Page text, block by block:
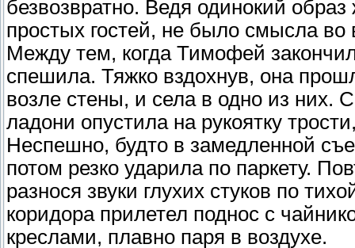
безвозвратно. Ведя одинокий
простых гостей, не было смысла во
Между тем, когда Тимофей
спешила. Тяжко вздохнув, она
возле стены, и села в одно из них.
ладони опустила на рукоятку
Неспешно, будто в замедленной
потом резко ударила по паркету.
разнося звуки глухих стуков по
коридора прилетел поднос с
креслами, плавно паря в воздухе.